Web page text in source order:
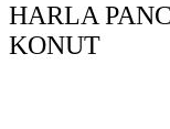
HARLA
KONUT